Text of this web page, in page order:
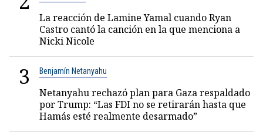
La reacción de Lamine Yamal cuando Ryan
Castro cantó la canción en la que menciona a
Nicki Nicole
3 Benjamín Netanyahu
Netanyahu rechazó plan para Gaza respaldado
por Trump: “Las FDI no se retirarán hasta que
Hamás esté realmente desarmado”